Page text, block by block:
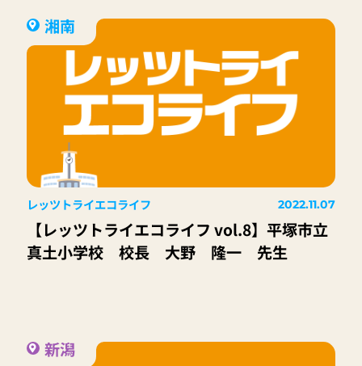
湘南
レッツトライエコライフ 2022.11.07
【レッツトライエコライフ vol.8】平塚市立
真土小学校 校長 大野 隆一 先生
新潟